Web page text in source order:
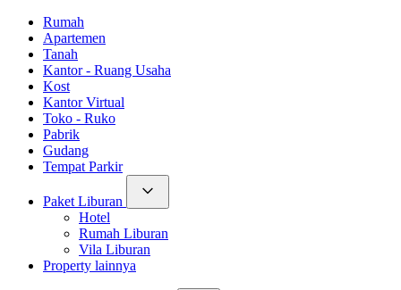
Rumah
Apartemen
Tanah
Kantor - Ruang Usaha
Kost
Kantor Virtual
Toko - Ruko
Pabrik
Gudang
Tempat Parkir
Paket Liburan
Hotel
Rumah Liburan
Vila Liburan
Property lainnya